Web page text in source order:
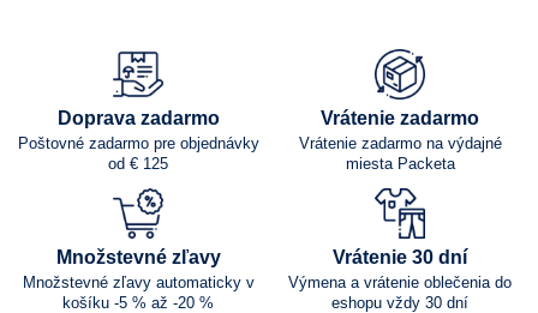
Doprava zadarmo
Poštovné zadarmo pre objednávky
od € 125
Vrátenie zadarmo
Vrátenie zadarmo na výdajné
miesta Packeta
Množstevné zľavy
Množstevné zľavy automaticky v
košíku -5 % až -20 %
Vrátenie 30 dní
Výmena a vrátenie oblečenia do
eshopu vždy 30 dní